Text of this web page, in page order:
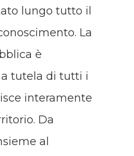
lungo tutto il
La
è
tutela di tutti i
interamente
Da
al